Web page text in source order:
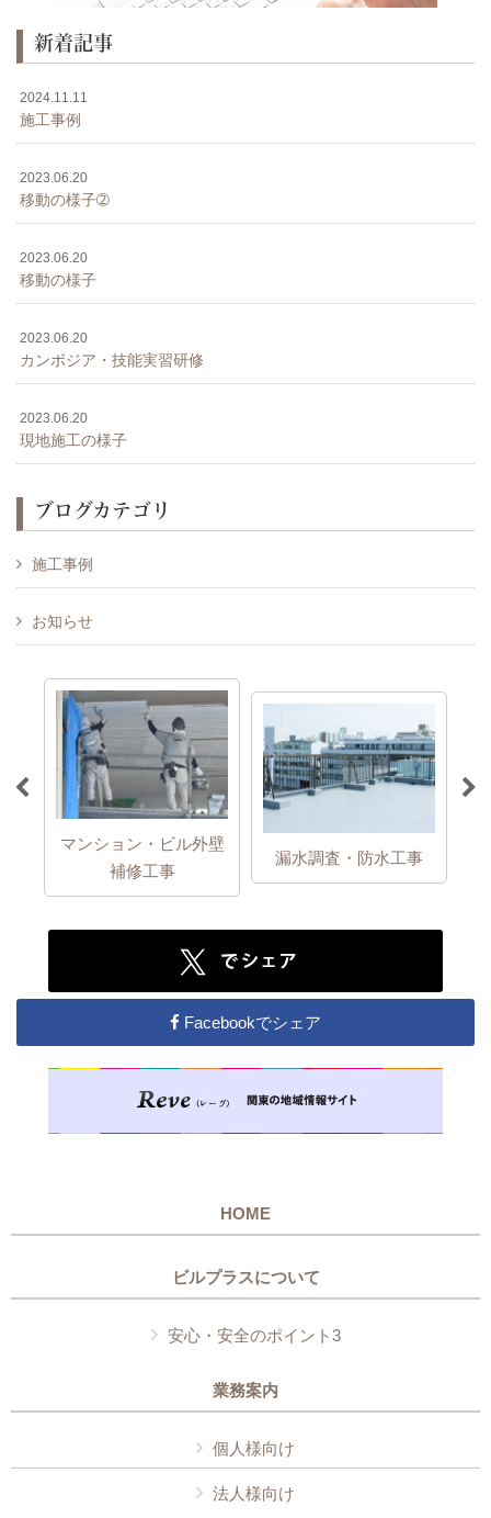
新着記事
2024.11.11
施工事例
2023.06.20
移動の様子➁
2023.06.20
移動の様子
2023.06.20
カンボジア・技能実習研修
2023.06.20
現地施工の様子
ブログカテゴリ
施工事例
お知らせ
マンション・ビル外壁
補修工事
漏水調査・防水工事
Facebookでシェア
HOME
ビルプラスについて
安心・安全のポイント3
業務案内
個人様向け
法人様向け